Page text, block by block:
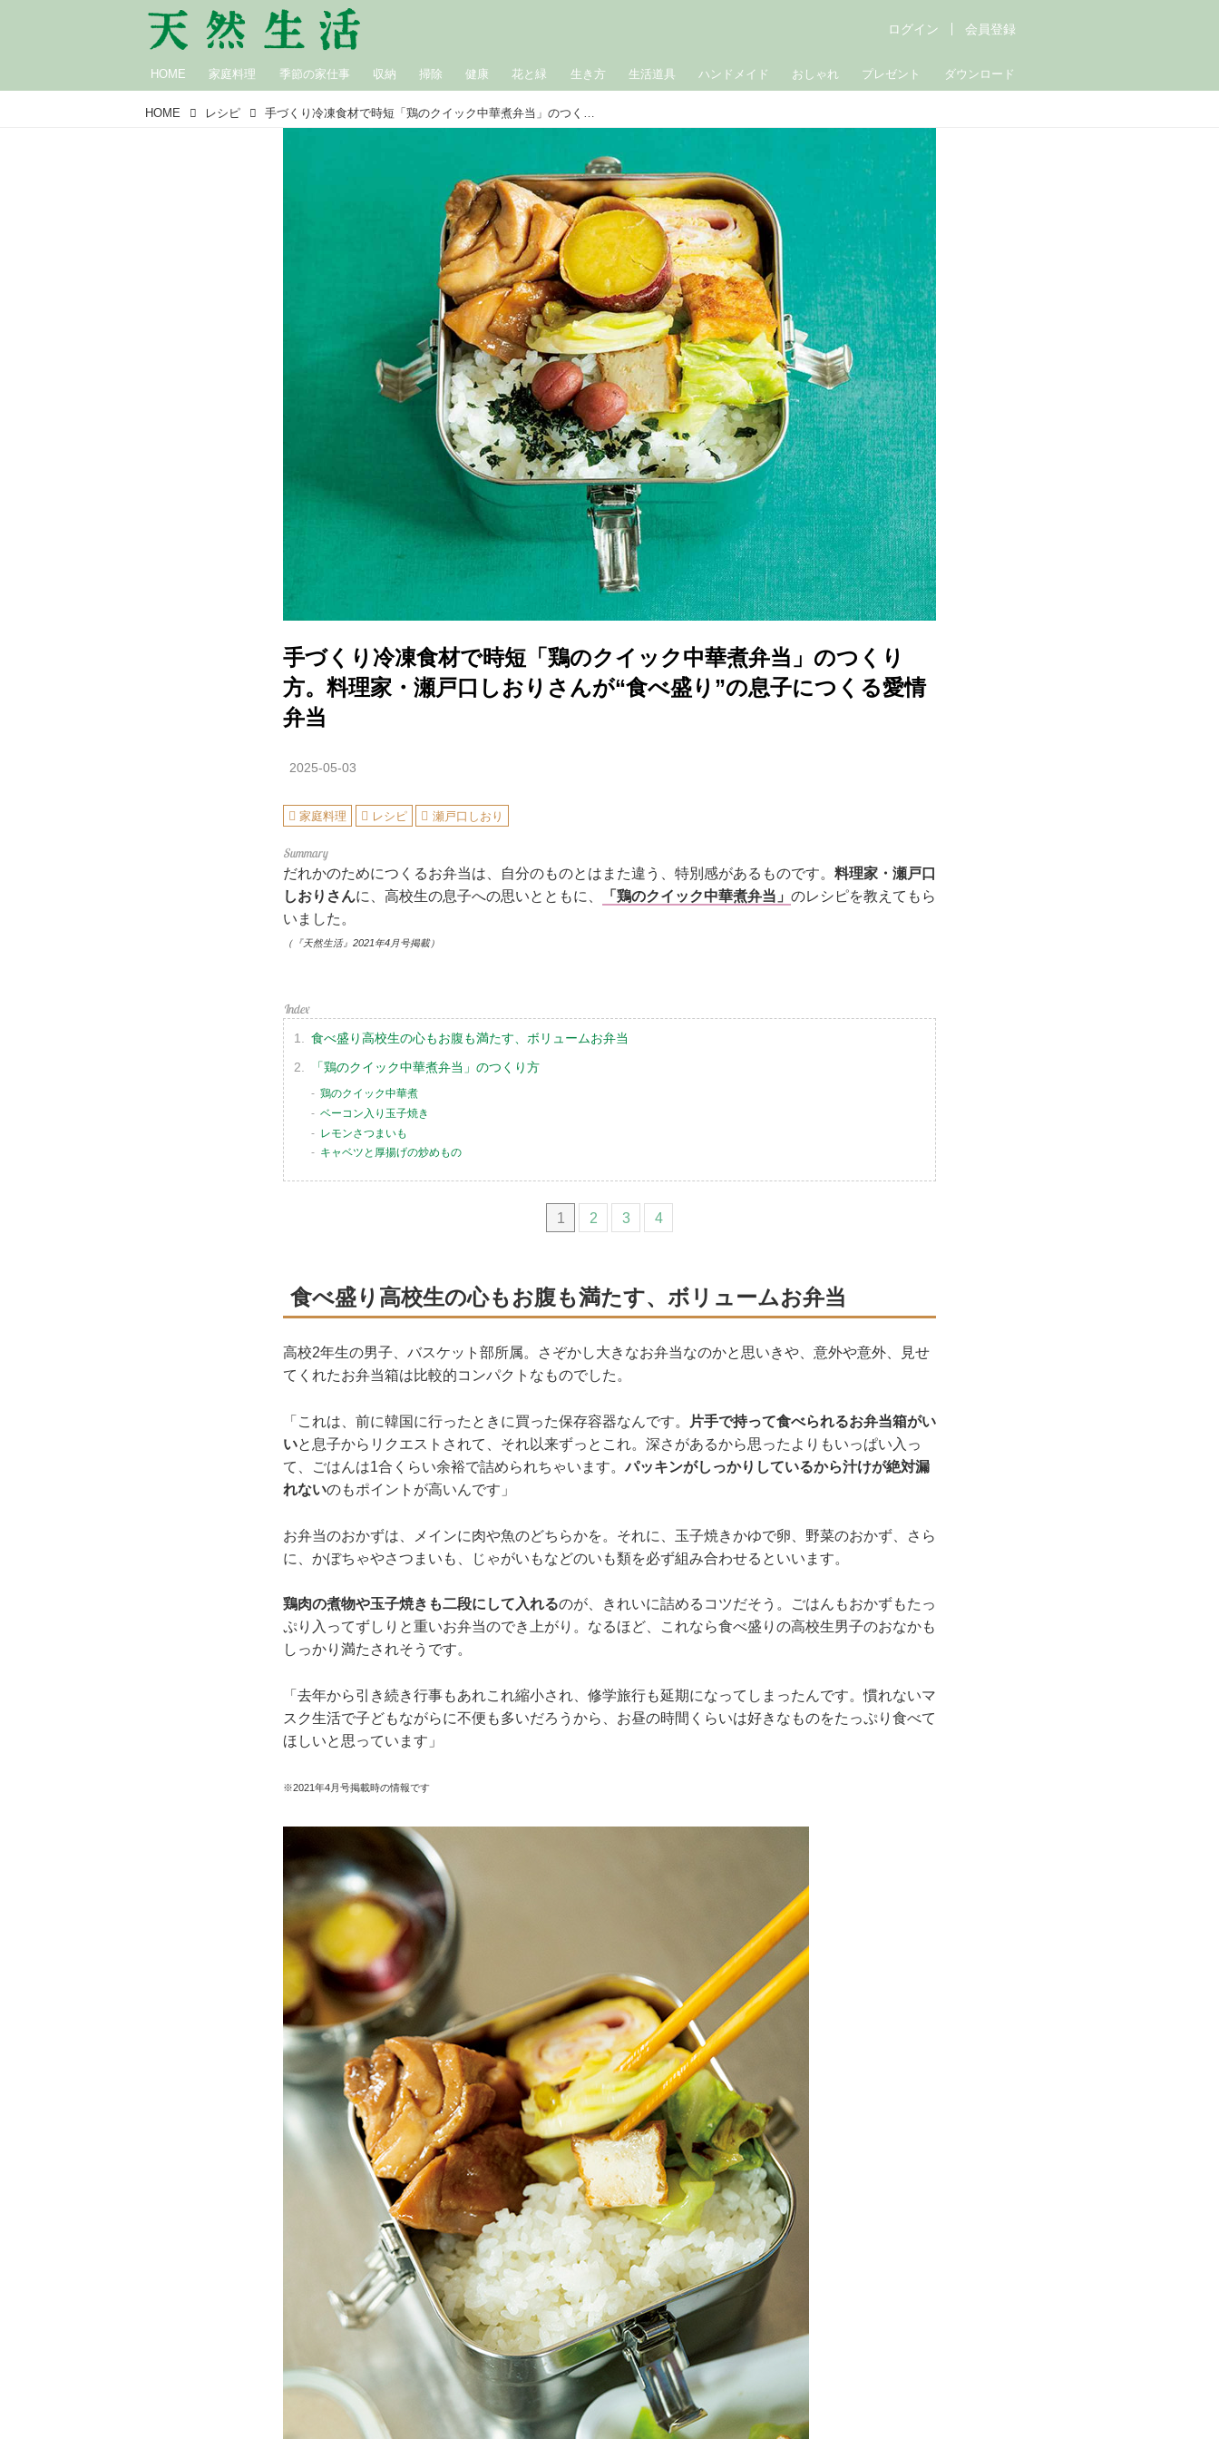
HOME 家庭料理 季節の家仕事 収納 掃除 健康 花と緑 生き方 生活道具 ハンドメイド おしゃれ プレゼント ダウンロード
ログイン 会員登録
HOME レシピ 手づくり冷凍食材で時短「鶏のクイック中華煮弁当」のつくり方。料理家・瀬戸口しおりさんが“食べ盛り”の息子につくる愛情弁当
手づくり冷凍食材で時短「鶏のクイック中華煮弁当」のつくり
方。料理家・瀬戸口しおりさんが“食べ盛り”の息子につくる愛情
弁当
2025-05-03
家庭料理 レシピ 瀬戸口しおり
だれかのためにつくるお弁当は、自分のものとはまた違う、特別感があるものです。 料理家・瀬戸口
しおりさんに、高校生の息子への思いとともに、 「鶏のクイック中華煮弁当」 のレシピを教えてもら
いました。
（『天然生活』2021年4月号掲載）
食べ盛り高校生の心もお腹も満たす、ボリュームお弁当
「鶏のクイック中華煮弁当」のつくり方
鶏のクイック中華煮
ベーコン入り玉子焼き
レモンさつまいも
キャベツと厚揚げの炒めもの
1 2 3 4
食べ盛り高校生の心もお腹も満たす、ボリュームお弁当
高校2年生の男子、バスケット部所属。さぞかし大きなお弁当なのかと思いきや、意外や意外、見せ
てくれたお弁当箱は比較的コンパクトなものでした。
「これは、前に韓国に行ったときに買った保存容器なんです。
片手で持って食べられるお弁当箱がい
いと息子からリクエストされて、それ以来ずっとこれ。深さがあるから思ったよりもいっぱい入っ
て、ごはんは1合くらい余裕で詰められちゃいます。パッキンがしっかりしているから汁けが絶対漏
れないのもポイントが高いんです」
お弁当のおかずは、メインに肉や魚のどちらかを。それに、玉子焼きかゆで卵、野菜のおかず、さら
に、かぼちゃやさつまいも、じゃがいもなどのいも類を必ず組み合わせるといいます。
鶏肉の煮物や玉子焼きも二段にして入れるのが、きれいに詰めるコツだそう。ごはんもおかずもたっ
ぷり入ってずしりと重いお弁当のでき上がり。なるほど、これなら食べ盛りの高校生男子のおなかも
しっかり満たされそうです。
「去年から引き続き行事もあれこれ縮小され、修学旅行も延期になってしまったんです。慣れないマ
スク生活で子どもながらに不便も多いだろうから、お昼の時間くらいは好きなものをたっぷり食べて
ほしいと思っています」
※2021年4月号掲載時の情報です